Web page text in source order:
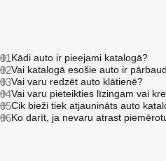
01Kādi auto ir pieejami katalogā?
02Vai katalogā esošie auto ir
03Vai varu redzēt auto klātienē?
04Vai varu pieteikties līzingam vai
05Cik bieži tiek atjaunināts auto
06Ko darīt, ja nevaru atrast